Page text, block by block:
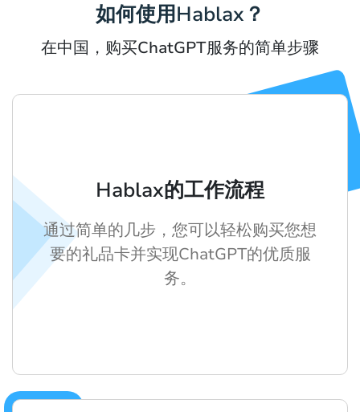
如何使用Hablax？
在中国，购买ChatGPT服务的简单步骤
Hablax的工作流程
通过简单的几步，您可以轻松购买您想
要的礼品卡并实现ChatGPT的优质服
务。